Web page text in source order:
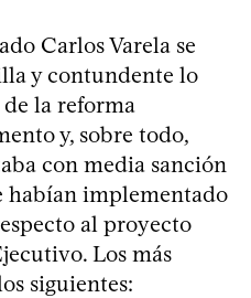
Carlos Varela se
y contundente lo
la reforma
y, sobre todo,
con media sanción
habían implementado
al proyecto
Los más
siguientes: